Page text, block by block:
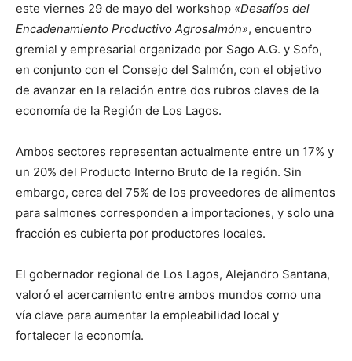
este viernes 29 de mayo del workshop «Desafíos del
Encadenamiento Productivo Agrosalmón», encuentro
gremial y empresarial organizado por Sago A.G. y Sofo,
en conjunto con el Consejo del Salmón, con el objetivo
de avanzar en la relación entre dos rubros claves de la
economía de la Región de Los Lagos.
Ambos sectores representan actualmente entre un 17% y
un 20% del Producto Interno Bruto de la región. Sin
embargo, cerca del 75% de los proveedores de alimentos
para salmones corresponden a importaciones, y solo una
fracción es cubierta por productores locales.
El gobernador regional de Los Lagos, Alejandro Santana,
valoró el acercamiento entre ambos mundos como una
vía clave para aumentar la empleabilidad local y
fortalecer la economía.